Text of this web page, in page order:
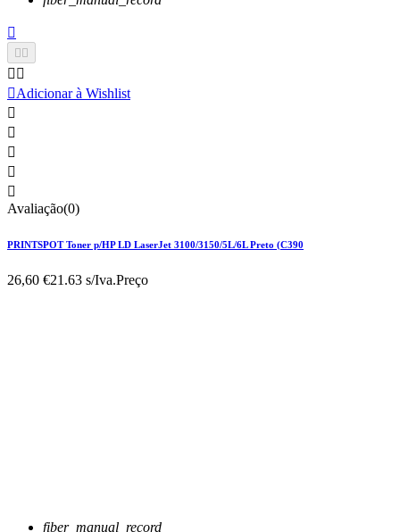

 
 
Adicionar à Wishlist





Avaliação(0)
PRINTSPOT Toner p/HP LD LaserJet 3100/3150/5L/6L Preto (C390
26,60 €21.63 s/Iva.Preço
fiber_manual_record